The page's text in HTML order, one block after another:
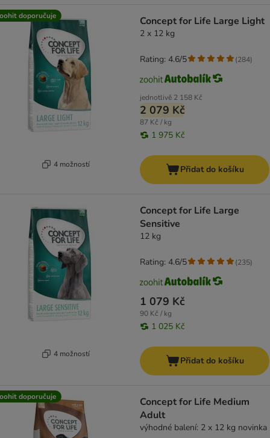
doporučuje
4 možností
Concept for Life Large Light
2 x 12 kg
jednotlivě 2 158 Kč
2 079 Kč
87 Kč / kg
1 975 Kč
Rating: 4.6/5 (284)
Přidat do košíku
4 možností
Concept for Life Large
Sensitive
12 kg
1 079 Kč
90 Kč / kg
1 025 Kč
Rating: 4.6/5 (235)
Přidat do košíku
doporučuje
Concept for Life Medium
Adult
výhodné balení: 2 x 12 kg novinka